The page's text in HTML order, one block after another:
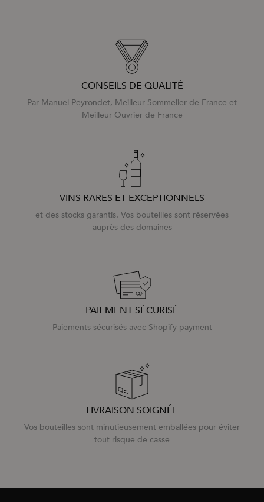
CONSEILS DE QUALITÉ
Par Manuel Peyrondet, Meilleur Sommelier de France et
Meilleur Ouvrier de France
VINS RARES ET EXCEPTIONNELS
et des stocks garantis. Vos bouteilles sont réservées
auprès des domaines
PAIEMENT SÉCURISÉ
Paiements sécurisés avec Shopify payment
LIVRAISON SOIGNÉE
Vos bouteilles sont minutieusement emballées pour éviter
tout risque de casse